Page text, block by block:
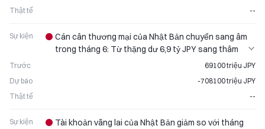
Thật tế
--
Sự kiện
Cán cân thương mại của Nhật Bản chuyển sang âm
trong tháng 6: Từ thặng dư 6,9 tỷ JPY sang thâm
Trước
69100 triệu JPY
Dự báo
-708100 triệu JPY
Thật tế
--
Sự kiện
Tài khoản vãng lai của Nhật Bản giảm so với tháng